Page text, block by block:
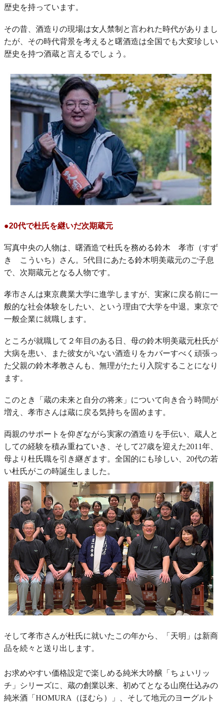
歴史を持っています。
その昔、酒造りの現場は女人禁制と言われた時代がありまし
たが、その時代背景を考えると曙酒造は全国でも大変珍しい
歴史を持つ酒蔵と言えるでしょう。
●20代で杜氏を継いだ次期蔵元
写真中央の人物は、曙酒造で杜氏を務める鈴木 孝市（すず
き こういち）さん。5代目にあたる鈴木明美蔵元のご子息
で、次期蔵元となる人物です。
孝市さんは東京農業大学に進学しますが、実家に戻る前に一
般的な社会体験をしたい、という理由で大学を中退。東京で
一般企業に就職します。
ところが就職して２年目のある日、母の鈴木明美蔵元杜氏が
大病を患い、また彼女がいない酒造りをカバーすべく頑張っ
た父親の鈴木孝教さんも、無理がたたり入院することになり
ます。
このとき「蔵の未来と自分の将来」について向き合う時間が
増え、孝市さんは蔵に戻る気持ちを固めます。
両親のサポートを仰ぎながら実家の酒造りを手伝い、蔵人と
しての経験を積み重ねていき、そして27歳を迎えた2011年、
母より杜氏職を引き継ぎます。全国的にも珍しい、20代の若
い杜氏がこの時誕生しました。
そして孝市さんが杜氏に就いたこの年から、「天明」は新商
品を続々と送り出します。
お求めやすい価格設定で楽しめる純米大吟醸「ちょいリッ
チ」シリーズに、蔵の創業以来、初めてとなる山廃仕込みの
純米酒「HOMURA（ほむら）」、そして地元のヨーグルト